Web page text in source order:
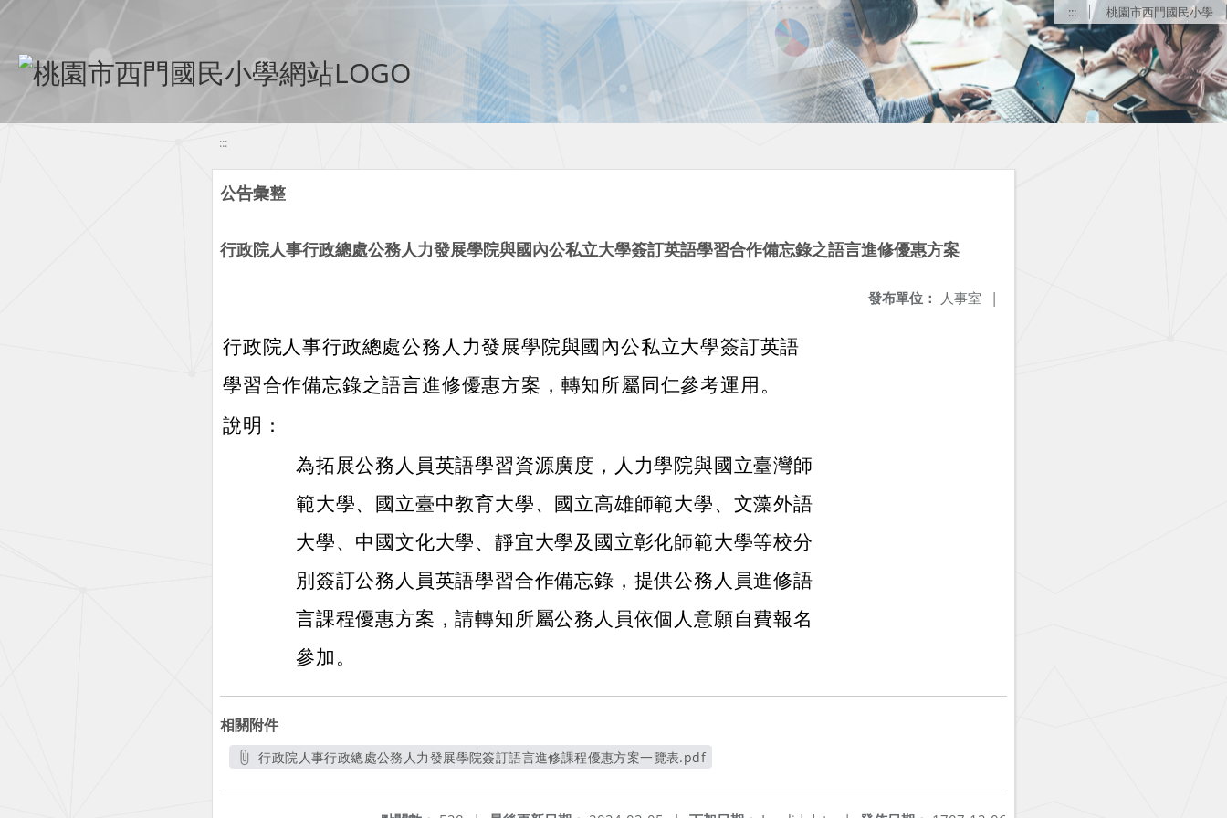
移至網頁之主要內容區位置 ::: 桃園市西門國民小學
:::
公告彙整
行政院人事行政總處公務人力發展學院與國內公私立大學簽訂英語學習合作備忘錄之語言進修優惠方案
發布單位： 人事室 |
行政院人事行政總處公務人力發展學院與國內公私立大學簽訂英語
學習合作備忘錄之語言進修優惠方案，轉知所屬同仁參考運用。
說明：
為拓展公務人員英語學習資源廣度，人力學院與國立臺灣師
範大學、國立臺中教育大學、國立高雄師範大學、文藻外語
大學、中國文化大學、靜宜大學及國立彰化師範大學等校分
別簽訂公務人員英語學習合作備忘錄，提供公務人員進修語
言課程優惠方案，請轉知所屬公務人員依個人意願自費報名
參加。
相關附件
行政院人事行政總處公務人力發展學院簽訂語言進修課程優惠方案一覽表.pdf